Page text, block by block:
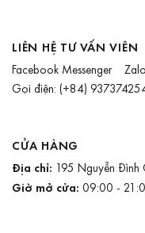
LIÊN HỆ TƯ VẤN VIÊN
Facebook Messenger
Gọi điện: (+84)
CỬA HÀNG
Địa chỉ: 195 Nguyễn Đình
Giờ mở cửa: 09:00 -